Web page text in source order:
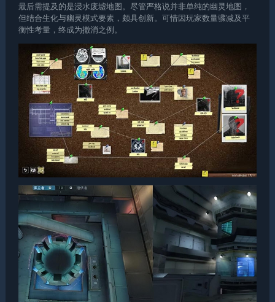
最后需提及的是浸水废墟地图。尽管严格说并非单纯的幽灵地图，
但结合生化与幽灵模式要素，颇具创新。可惜因玩家数量骤减及平
衡性考量，终成为撤消之例。